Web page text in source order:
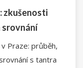
zkušenosti
srovnání
Praze: průběh,
s tantra